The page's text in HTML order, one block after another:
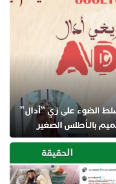
يسلط الضوء على زي “أدال”
بالـأطلس الصغير